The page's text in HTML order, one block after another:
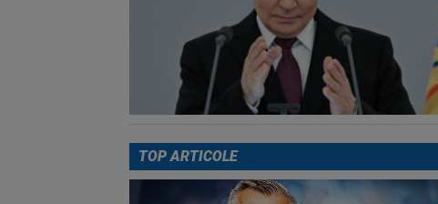
TOP ARTICOLE